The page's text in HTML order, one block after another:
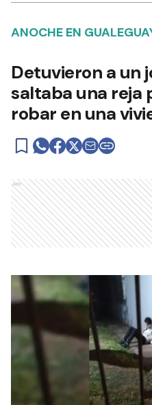
ANOCHE EN
Detuvieron a un
saltaba una reja
robar en una
Ads